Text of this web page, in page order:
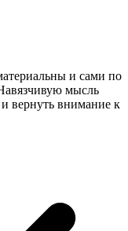
и сами по
мысль
вернуть внимание к